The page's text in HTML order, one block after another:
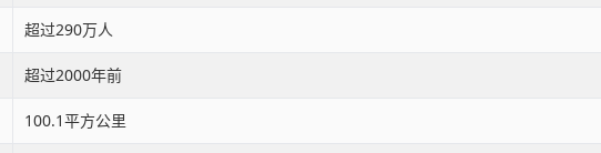
超过290万人
超过2000年前
100.1平方公里